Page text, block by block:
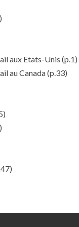
aux Etats-Unis (p.1)
au Canada(p.33)